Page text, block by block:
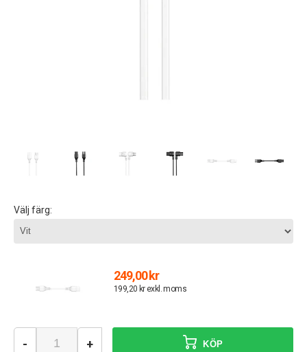
Välj färg:
249,00 kr
199,20 kr exkl. moms
- + KÖP